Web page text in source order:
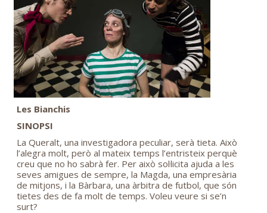
Les Bianchis
SINOPSI
La Queralt, una investigadora peculiar, serà tieta. Això
l’alegra molt, però al mateix temps l’entristeix perquè
creu que no ho sabrà fer. Per això sol·licita ajuda a les
seves amigues de sempre, la Magda, una empresària
de mitjons, i la Bàrbara, una àrbitra de futbol, que són
tietes des de fa molt de temps. Voleu veure si se’n
surt?